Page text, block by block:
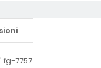
fg-7757